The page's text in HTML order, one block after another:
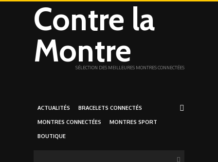
Contre la
Montre
SÉLECTION DES MEILLEURES MONTRES CONNECTÉES
ACTUALITÉS BRACELETS CONNECTÉS
MONTRES CONNECTÉES MONTRES SPORT
BOUTIQUE